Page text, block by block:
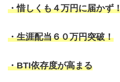
・惜しくも４万円に届かず
・生涯配当６０万円突破！
・BTI依存度が高まる